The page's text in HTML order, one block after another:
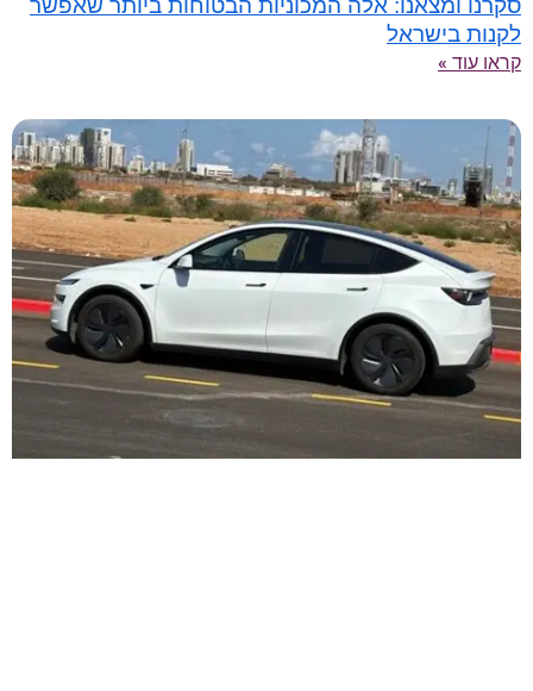
סקרנו ומצאנו: אלה המכוניות הבטוחות ביותר שאפשר
לקנות בישראל
קראו עוד »